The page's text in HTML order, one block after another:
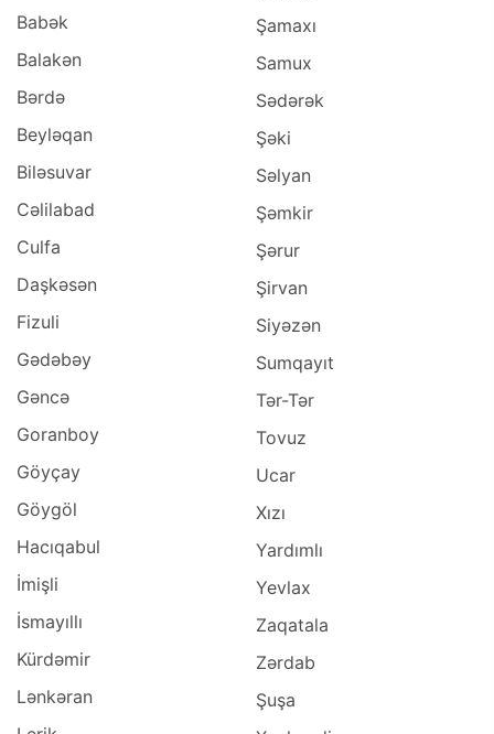
Babək
Balakən
Bərdə
Beyləqan
Biləsuvar
Cəlilabad
Culfa
Daşkəsən
Fizuli
Gədəbəy
Gəncə
Goranboy
Göyçay
Göygöl
Hacıqabul
İmişli
İsmayıllı
Kürdəmir
Lənkəran
Şamaxı
Samux
Sədərək
Şəki
Səlyan
Şəmkir
Şərur
Şirvan
Siyəzən
Sumqayıt
Tər-Tər
Tovuz
Ucar
Xızı
Yardımlı
Yevlax
Zaqatala
Zərdab
Şuşa